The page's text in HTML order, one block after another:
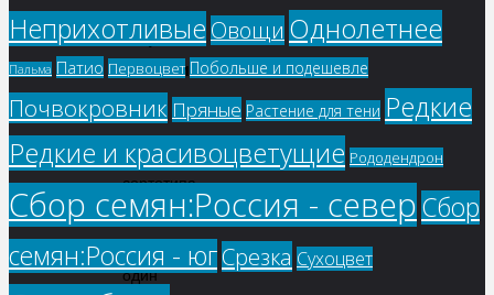
Морковь
Витаминная
6
Гибрид
сортотипа
Берликум-
Нанская,
один
Неприхотливые Овощи Однолетнее
Пальма Патио Первоцвет Побольше и подешевле
Почвокровник Пряные Растение для тени Редкие
Редкие и красивоцветущие Рододендрон
Сбор семян:Россия - северСбор
семян:Россия - югСрезка Сухоцвет